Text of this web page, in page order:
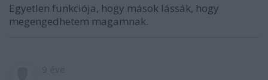
Egyetlen funkciója, hogy mások lássák, hogy
megengedhetem magamnak.